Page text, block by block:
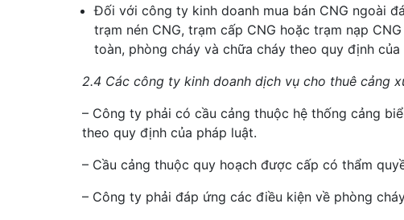
Đối với công ty kinh doanh mua bán CNG ngoài
trạm nén CNG, trạm cấp CNG hoặc trạm nạp
toàn, phòng cháy và chữa cháy theo quy định của
2.4 Các công ty kinh doanh dịch vụ cho thuê cảng
– Công ty phải có cầu cảng thuộc hệ thống cảng
theo quy định của pháp luật.
– Cầu cảng thuộc quy hoạch được cấp có thẩm
– Công ty phải đáp ứng các điều kiện về phòng